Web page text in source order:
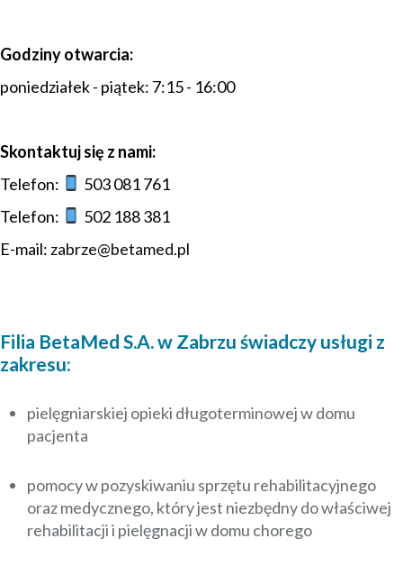
Godziny otwarcia:
poniedziałek - piątek: 7:15 - 16:00
Skontaktuj się z nami:
Telefon:
503 081 761
Telefon:
502 188 381
E-mail: zabrze@betamed.pl
Filia BetaMed S.A. w Zabrzu świadczy usługi z
zakresu:
pielęgniarskiej opieki długoterminowej w domu
pacjenta
pomocy w pozyskiwaniu sprzętu rehabilitacyjnego
oraz medycznego, który jest niezbędny do właściwej
rehabilitacji i pielęgnacji w domu chorego